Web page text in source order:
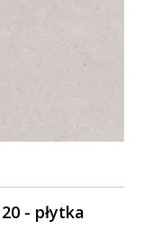
- płytka